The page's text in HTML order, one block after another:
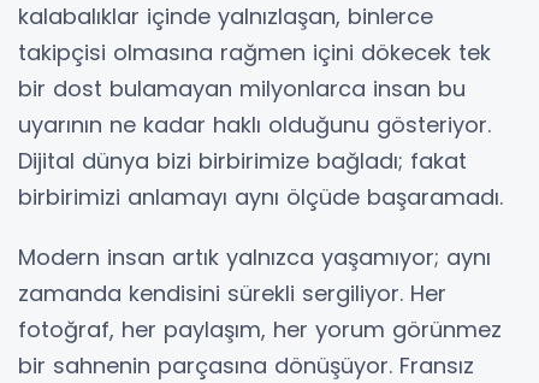
kalabalıklar içinde yalnızlaşan, binlerce
takipçisi olmasına rağmen içini dökecek tek
bir dost bulamayan milyonlarca insan bu
uyarının ne kadar haklı olduğunu gösteriyor.
Dijital dünya bizi birbirimize bağladı; fakat
birbirimizi anlamayı aynı ölçüde başaramadı.
Modern insan artık yalnızca yaşamıyor; aynı
zamanda kendisini sürekli sergiliyor. Her
fotoğraf, her paylaşım, her yorum görünmez
bir sahnenin parçasına dönüşüyor. Fransız